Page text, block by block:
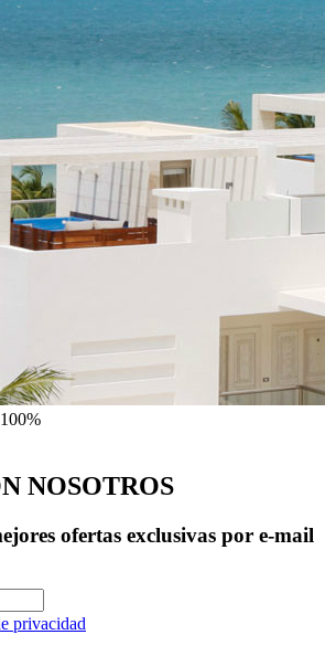
NOSOTROS
ofertas exclusivas por e-mail
privacidad